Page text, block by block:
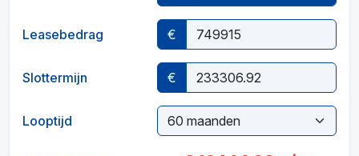
Leasebedrag €
Slottermijn €
Looptijd